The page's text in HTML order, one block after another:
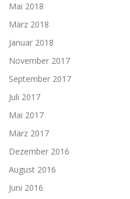
Mai 2018
März 2018
Januar 2018
November 2017
September 2017
Juli 2017
Mai 2017
März 2017
Dezember 2016
August 2016
Juni 2016